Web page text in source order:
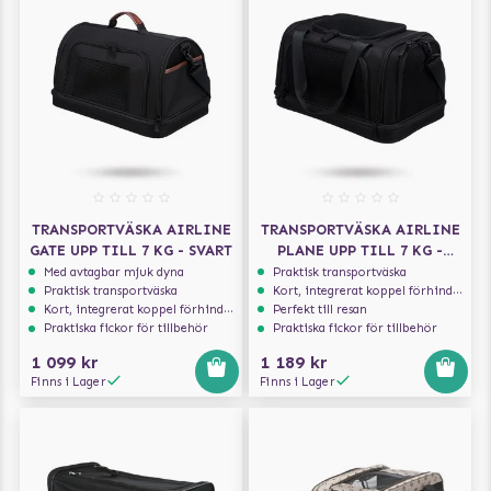
TRANSPORTVÄSKA AIRLINE
GATE UPP TILL 7 KG - SVART
Med avtagbar mjuk dyna
Praktisk transportväska
Kort, integrerat koppel förhindrar att hunden hoppar ur
Praktiska fickor för tillbehör
1 099 kr
Finns i Lager
TRANSPORTVÄSKA AIRLINE
PLANE UPP TILL 7 KG -
SVART
Praktisk transportväska
Kort, integrerat koppel förhindrar att hunden hoppar ur
Perfekt till resan
Praktiska fickor för tillbehör
1 189 kr
Finns i Lager